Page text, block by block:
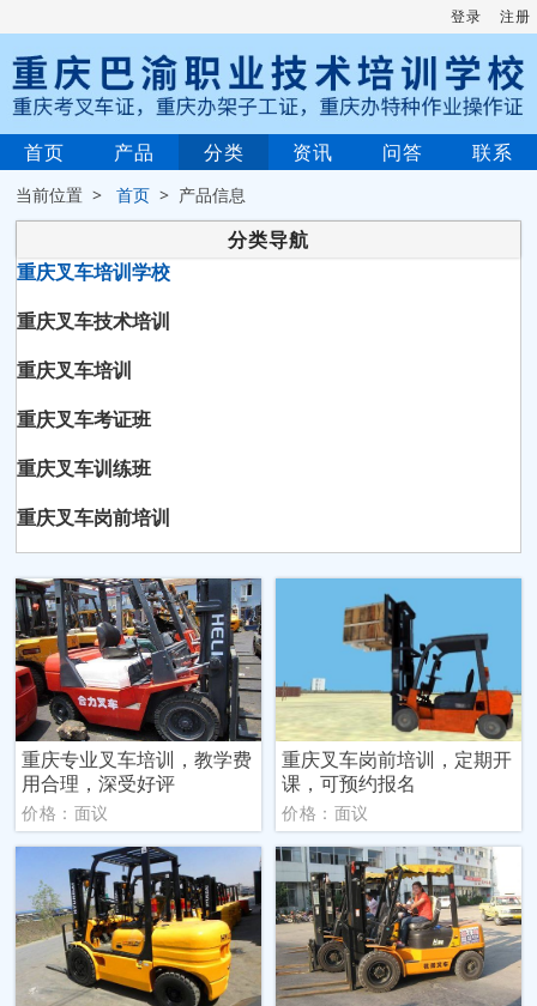
登录 注册
首页 产品 分类 资讯 问答 联系
当前位置 >首页 > 产品信息
分类导航
重庆叉车培训学校
重庆叉车技术培训
重庆叉车培训
重庆叉车考证班
重庆叉车训练班
重庆叉车岗前培训
重庆专业叉车培训，教学费
用合理，深受好评
价格：面议
重庆叉车岗前培训，定期开
课，可预约报名
价格：面议